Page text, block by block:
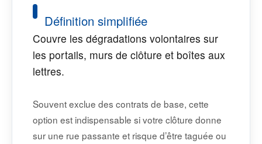
Définition simplifiée
Couvre les dégradations volontaires sur
les portails, murs de clôture et boîtes aux
lettres.
Souvent exclue des contrats de base, cette
option est indispensable si votre clôture donne
sur une rue passante et risque d’être taguée ou